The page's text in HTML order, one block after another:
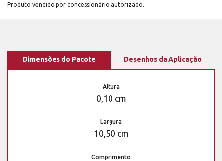
Produto vendido por concessionário autorizado.
Dimensões do Pacote Desenhos da Aplicação
Altura
0,10 cm
Largura
10,50 cm
Comprimento